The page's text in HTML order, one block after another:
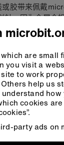
胶带来佩戴
针，因为金属会
容易按到，从而
are small
you visit a
to work
help us
how
cookies
party ads on